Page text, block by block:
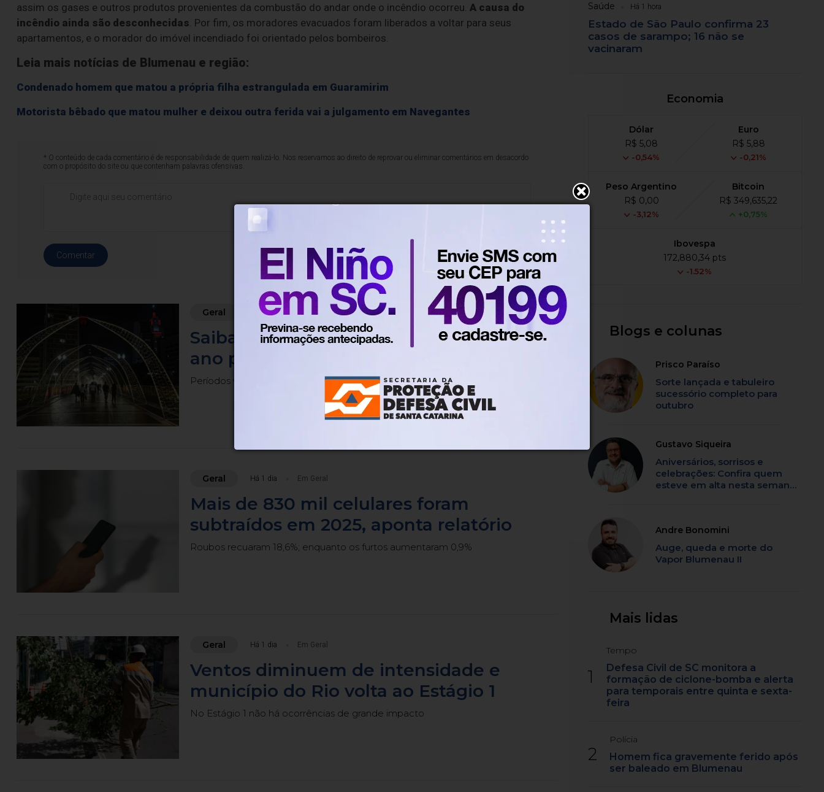
assim os gases e outros produtos provenientes da combustão do andar onde o incêndio ocorreu. A causa do
incêndio ainda são desconhecidas. Por fim, os moradores evacuados foram liberados a voltar para seus
apartamentos, e o morador do imóvel incendiado foi orientado pelos bombeiros.
Leia mais notícias de Blumenau e região:
Condenado homem que matou a própria filha estrangulada em Guaramirim
Motorista bêbado que matou mulher e deixou outra ferida vai a julgamento em Navegantes
* O conteúdo de cada comentário é de responsabilidade de quem realizá-lo. Nos reservamos ao direito de reprovar ou eliminar comentários em desacordo
com o propósito do site ou que contenham palavras ofensivas.
Comentar
Geral Há 1 hora Em Geral
Saiba quando será o recesso de fim de
ano para servidores públicos
Períodos vão de 21 a 25/12 e de 28/12 a 1º de janeiro de 2027
Geral Há 1 dia Em Geral
Mais de 830 mil celulares foram
subtraídos em 2025, aponta relatório
Roubos recuaram 18,6%; enquanto os furtos aumentaram 0,9%
Geral Há 1 dia Em Geral
Ventos diminuem de intensidade e
município do Rio volta ao Estágio 1
No Estágio 1 não há ocorrências de grande impacto
Saúde Há 1 hora
Estado de São Paulo confirma 23
casos de sarampo; 16 não se
vacinaram
Economia
Dólar
R$ 5,08
-0,54%
Euro
R$ 5,88
-0,21%
Peso Argentino
R$ 0,00
-3,12%
Bitcoin
R$ 349,635,22
+0,75%
Ibovespa
172,880,34 pts
-1.52%
Blogs e colunas
Prisco Paraíso
Sorte lançada e tabuleiro
sucessório completo para
outubro
Gustavo Siqueira
Aniversários, sorrisos e
celebrações: Confira quem
esteve em alta nesta semana
Andre Bonomini
Auge, queda e morte do
Vapor Blumenau II
Mais lidas
1
Tempo
Defesa Civil de SC monitora a
formação de ciclone-bomba e alerta
para temporais entre quinta e sexta-
feira
2
Polícia
Homem fica gravemente ferido após
ser baleado em Blumenau